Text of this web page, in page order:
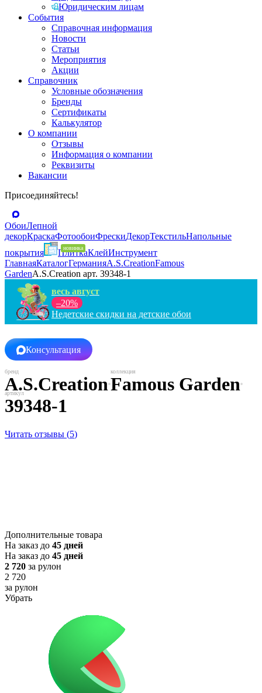
Юридическим лицам
События
Справочная информация
Новости
Статьи
Мероприятия
Акции
Справочник
Условные обозначения
Бренды
Сертификаты
Калькулятор
О компании
Отзывы
Информация о компании
Реквизиты
Вакансии
Присоединяйтесь!
ОбоиЛепной
декорКраскаФотообоиФрескиДекорТекстильНапольные
покрытия
ПлиткаКлейИнструмент
ГлавнаяКаталогГерманияA.S.CreationFamous
GardenA.S.Creation арт. 39348-1
весь август
–20%
Недетские скидки на детские обои
Консультация
A.S.CreationFamous Garden
39348-1
Читать отзывы (5)
Дополнительные товара
На заказ до 45 дней
На заказ до 45 дней
2 720 за рулон
2 720
за рулон
Убрать